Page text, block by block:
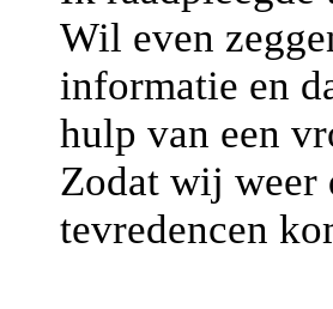
Wil even
informatie en
hulp van een
Zodat wij weer
tevredencen